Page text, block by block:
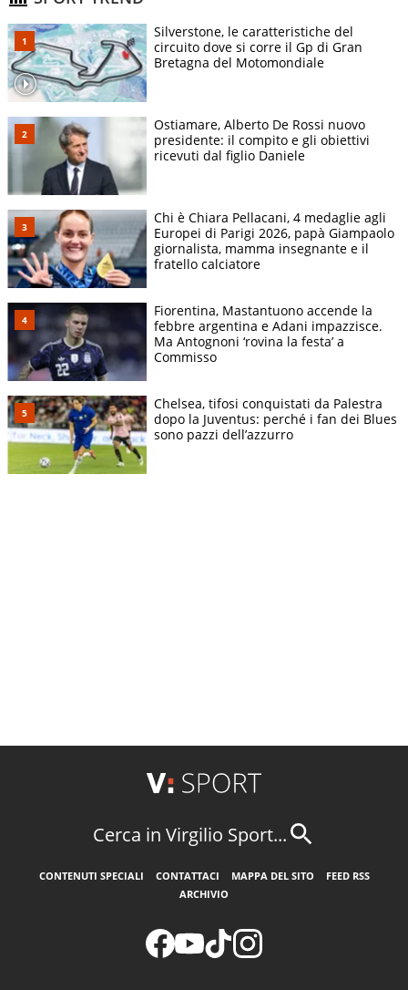
Silverstone, le caratteristiche del
circuito dove si corre il Gp di Gran
Bretagna del Motomondiale
Ostiamare, Alberto De Rossi nuovo
presidente: il compito e gli obiettivi
ricevuti dal figlio Daniele
Chi è Chiara Pellacani, 4 medaglie agli
Europei di Parigi 2026, papà Giampaolo
giornalista, mamma insegnante e il
fratello calciatore
Fiorentina, Mastantuono accende la
febbre argentina e Adani impazzisce.
Ma Antognoni ‘rovina la festa’ a
Commisso
Chelsea, tifosi conquistati da Palestra
dopo la Juventus: perché i fan dei Blues
sono pazzi dell’azzurro
Cerca in Virgilio Sport...
CONTENUTI SPECIALI CONTATTACI MAPPA DEL SITO
FEED RSS
ARCHIVIO